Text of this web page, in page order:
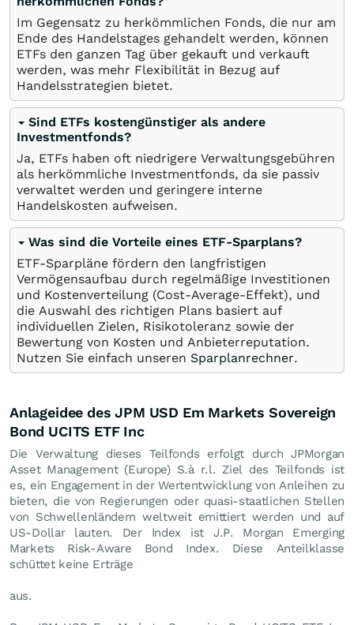
Im Gegensatz zu herkömmlichen Fonds, die nur am
Ende des Handelstages gehandelt werden, können
ETFs den ganzen Tag über gekauft und verkauft
werden, was mehr Flexibilität in Bezug auf
Handelsstrategien bietet.
Sind ETFs kostengünstiger als andere
Investmentfonds?
Ja, ETFs haben oft niedrigere Verwaltungsgebühren
als herkömmliche Investmentfonds, da sie passiv
verwaltet werden und geringere interne
Handelskosten aufweisen.
Was sind die Vorteile eines ETF-Sparplans?
ETF-Sparpläne fördern den langfristigen
Vermögensaufbau durch regelmäßige Investitionen
und Kostenverteilung (Cost-Average-Effekt), und
die Auswahl des richtigen Plans basiert auf
individuellen Zielen, Risikotoleranz sowie der
Bewertung von Kosten und Anbieterreputation.
Nutzen Sie einfach unseren Sparplanrechner.
Anlageidee des JPM USD Em Markets Sovereign
Bond UCITS ETF Inc
Die Verwaltung dieses Teilfonds erfolgt durch JPMorgan
Asset Management (Europe) S.à r.l. Ziel des Teilfonds ist
es, ein Engagement in der Wertentwicklung von Anleihen zu
bieten, die von Regierungen oder quasi-staatlichen Stellen
von Schwellenländern weltweit emittiert werden und auf
US-Dollar lauten. Der Index ist J.P. Morgan Emerging
Markets Risk-Aware Bond Index. Diese Anteilklasse
schüttet keine Erträge
aus.